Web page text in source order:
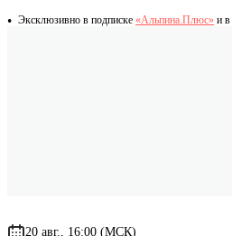
Эксклюзивно в подписке «Альпина.Плюс» и в
20 авг., 16:00 (МСК)